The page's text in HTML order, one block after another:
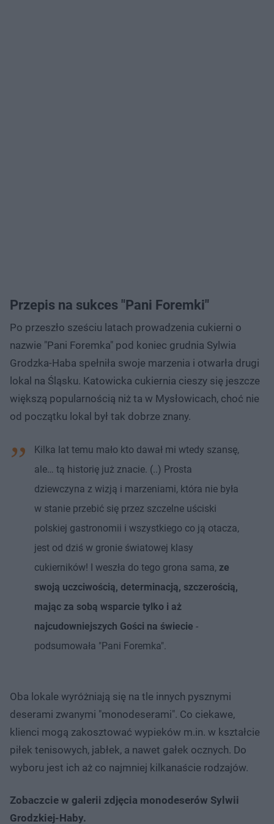
Przepis na sukces "Pani Foremki"
Po przeszło sześciu latach prowadzenia cukierni o
nazwie "Pani Foremka" pod koniec grudnia Sylwia
Grodzka-Haba spełniła swoje marzenia i otwarła drugi
lokal na Śląsku. Katowicka cukiernia cieszy się jeszcze
większą popularnością niż ta w Mysłowicach, choć nie
od początku lokal był tak dobrze znany.
Kilka lat temu mało kto dawał mi wtedy szansę,
ale… tą historię już znacie. (..) Prosta
dziewczyna z wizją i marzeniami, która nie była
w stanie przebić się przez szczelne uściski
polskiej gastronomii i wszystkiego co ją otacza,
jest od dziś w gronie światowej klasy
cukierników! I weszła do tego grona sama, ze
swoją uczciwością, determinacją, szczerością,
mając za sobą wsparcie tylko i aż
najcudowniejszych Gości na świecie -
podsumowała "Pani Foremka".
Oba lokale wyróżniają się na tle innych pysznymi
deserami zwanymi "monodeserami". Co ciekawe,
klienci mogą zakosztować wypieków m.in. w kształcie
piłek tenisowych, jabłek, a nawet gałek ocznych. Do
wyboru jest ich aż co najmniej kilkanaście rodzajów.
Zobaczcie w galerii zdjęcia monodeserów Sylwii
Grodzkiej-Haby.